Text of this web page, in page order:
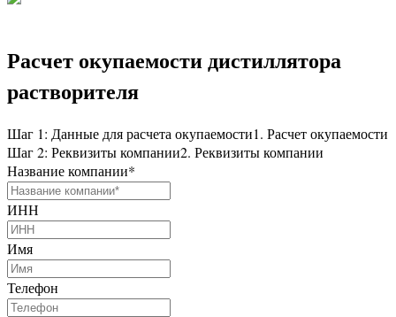
Расчет окупаемости дистиллятора
растворителя
Шаг 1: Данные для расчета окупаемости1. Расчет окупаемости
Шаг 2: Реквизиты компании2. Реквизиты компании
Название компании*
ИНН
Имя
Телефон